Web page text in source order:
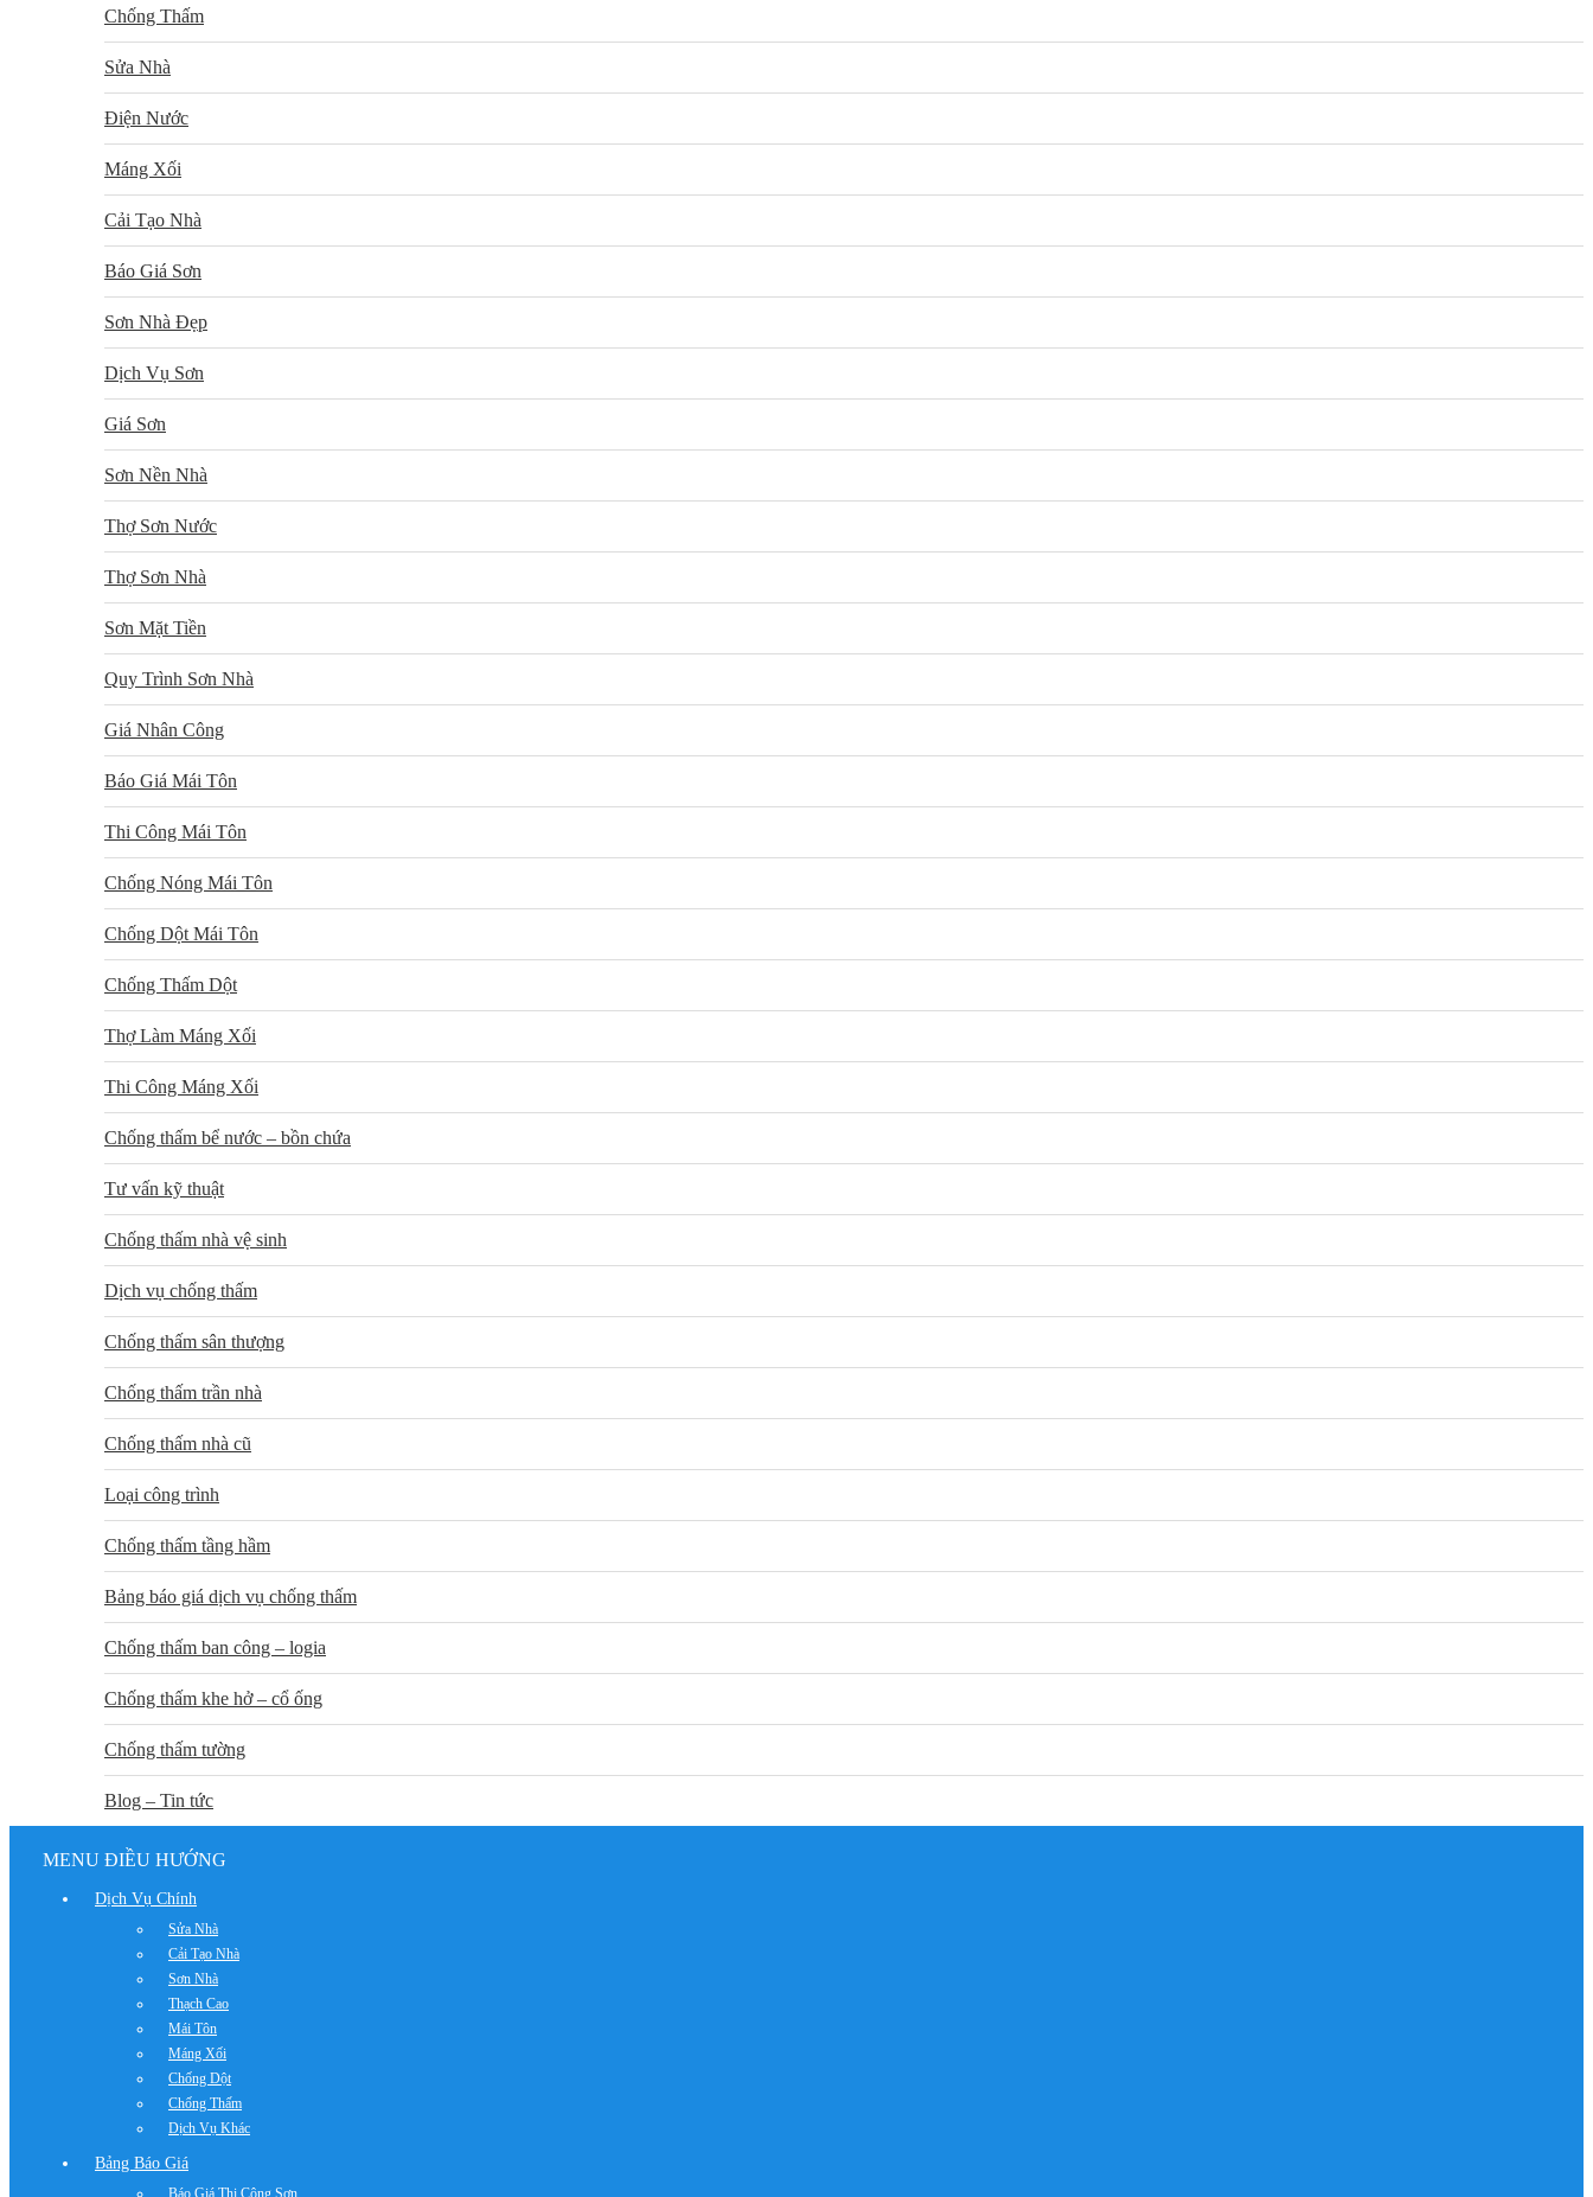
Chống Thấm
Sửa Nhà
Điện Nước
Máng Xối
Cải Tạo Nhà
Báo Giá Sơn
Sơn Nhà Đẹp
Dịch Vụ Sơn
Giá Sơn
Sơn Nền Nhà
Thợ Sơn Nước
Thợ Sơn Nhà
Sơn Mặt Tiền
Quy Trình Sơn Nhà
Giá Nhân Công
Báo Giá Mái Tôn
Thi Công Mái Tôn
Chống Nóng Mái Tôn
Chống Dột Mái Tôn
Chống Thấm Dột
Thợ Làm Máng Xối
Thi Công Máng Xối
Chống thấm bể nước – bồn chứa
Tư vấn kỹ thuật
Chống thấm nhà vệ sinh
Dịch vụ chống thấm
Chống thấm sân thượng
Chống thấm trần nhà
Chống thấm nhà cũ
Loại công trình
Chống thấm tầng hầm
Bảng báo giá dịch vụ chống thấm
Chống thấm ban công – logia
Chống thấm khe hở – cổ ống
Chống thấm tường
Blog – Tin tức
MENU ĐIỀU HƯỚNG
Dịch Vụ Chính
Sửa Nhà
Cải Tạo Nhà
Sơn Nhà
Thạch Cao
Mái Tôn
Máng Xối
Chống Dột
Chống Thấm
Dịch Vụ Khác
Bảng Báo Giá
Báo Giá Thi Công Sơn